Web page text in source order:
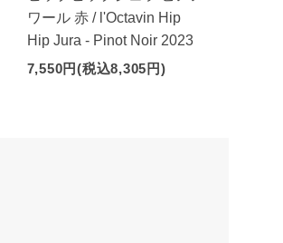
ワール 赤 / l'Octavin Hip
Hip Jura - Pinot Noir 2023
7,550円(税込8,305円)